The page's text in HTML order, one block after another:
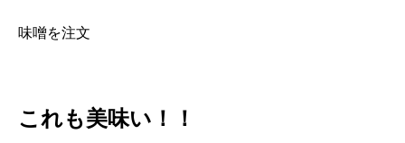
味噌を注文
これも美味い！！